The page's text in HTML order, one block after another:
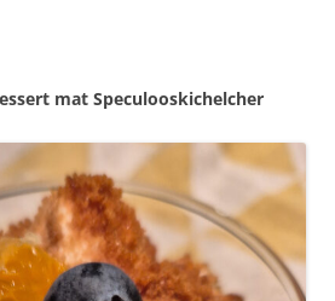
mat Speculooskichelcher